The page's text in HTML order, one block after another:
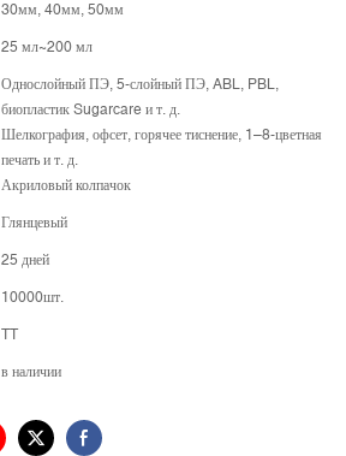
30мм, 40мм, 50мм
25 мл~200 мл
Однослойный ПЭ, 5-слойный ПЭ, ABL, PBL,
биопластик Sugarcare и т. д.
Шелкография, офсет, горячее тиснение, 1–8-цветная
печать и т. д.
Акриловый колпачок
Глянцевый
25 дней
10000шт.
TT
в наличии